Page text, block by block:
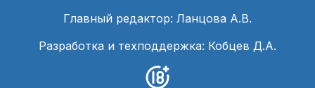
Главный редактор: Ланцова А.В.
Разработка и техподдержка: Кобцев Д.А.